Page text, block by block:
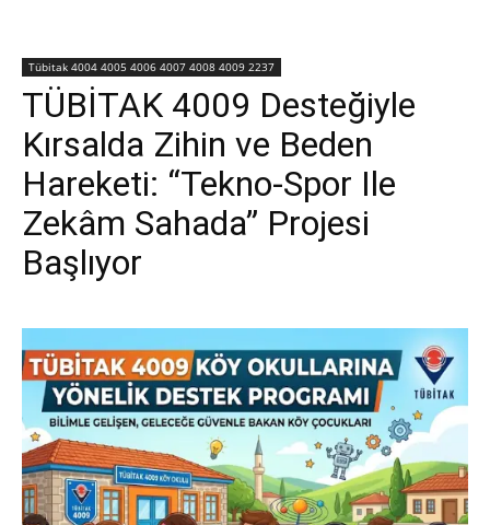
Tübitak 4004 4005 4006 4007 4008 4009 2237
TÜBİTAK 4009 Desteğiyle
Kırsalda Zihin ve Beden
Hareketi: “Tekno-Spor Ile
Zekâm Sahada” Projesi
Başlıyor